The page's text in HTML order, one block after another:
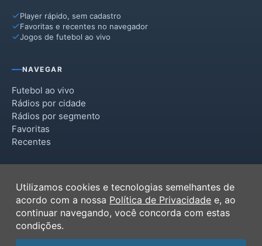
Player rápido, sem cadastro
Favoritas e recentes no navegador
Jogos de futebol ao vivo
NAVEGAR
Futebol ao vivo
Rádios por cidade
Rádios por segmento
Favoritas
Recentes
Termos de Uso
Política de Privacidade
Ferramentas
Contato
Utilizamos cookies e tecnologias semelhantes de
acordo com a nossa Política de Privacidade e, ao
continuar navegando, você concorda com estas
condições.